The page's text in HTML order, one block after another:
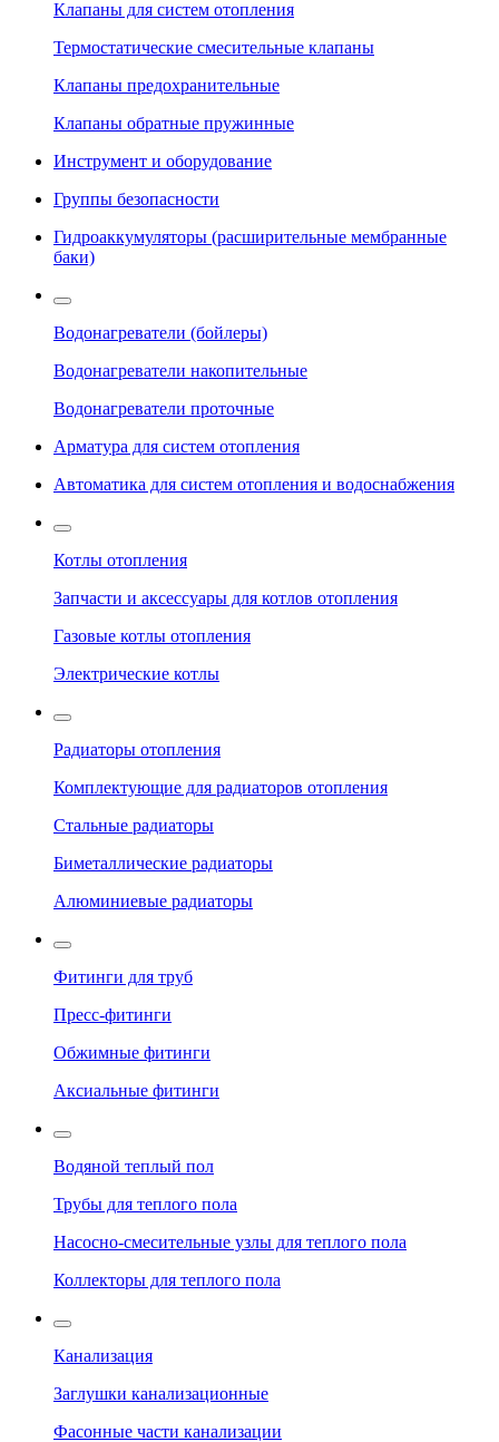
Клапаны для систем отопления
Термостатические смесительные клапаны
Клапаны предохранительные
Клапаны обратные пружинные
Инструмент и оборудование
Группы безопасности
Гидроаккумуляторы (расширительные мембранные
баки)
Водонагреватели (бойлеры)
Водонагреватели накопительные
Водонагреватели проточные
Арматура для систем отопления
Автоматика для систем отопления и водоснабжения
Котлы отопления
Запчасти и аксессуары для котлов отопления
Газовые котлы отопления
Электрические котлы
Радиаторы отопления
Комплектующие для радиаторов отопления
Стальные радиаторы
Биметаллические радиаторы
Алюминиевые радиаторы
Фитинги для труб
Пресс-фитинги
Обжимные фитинги
Аксиальные фитинги
Водяной теплый пол
Трубы для теплого пола
Насосно-смесительные узлы для теплого пола
Коллекторы для теплого пола
Канализация
Заглушки канализационные
Фасонные части канализации